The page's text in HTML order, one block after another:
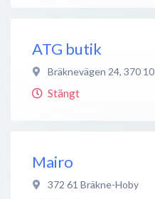
ATG butik
Bräknevägen 24, 370 10
Stängt
Mairo
372 61 Bräkne-Hoby